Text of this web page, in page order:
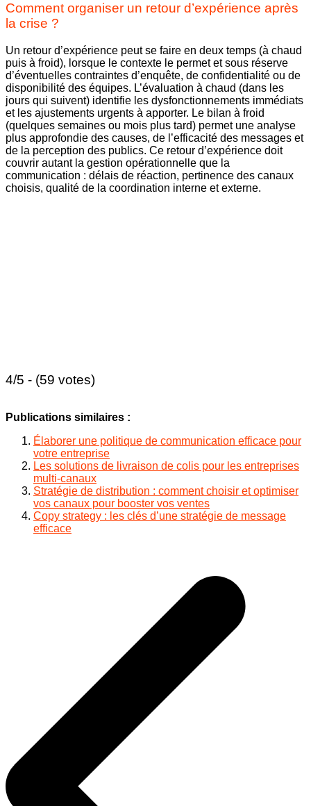
Comment organiser un retour d’expérience après
la crise ?
Un retour d’expérience peut se faire en deux temps (à chaud
puis à froid), lorsque le contexte le permet et sous réserve
d’éventuelles contraintes d’enquête, de confidentialité ou de
disponibilité des équipes. L’évaluation à chaud (dans les
jours qui suivent) identifie les dysfonctionnements immédiats
et les ajustements urgents à apporter. Le bilan à froid
(quelques semaines ou mois plus tard) permet une analyse
plus approfondie des causes, de l’efficacité des messages et
de la perception des publics. Ce retour d’expérience doit
couvrir autant la gestion opérationnelle que la
communication : délais de réaction, pertinence des canaux
choisis, qualité de la coordination interne et externe.
4/5 - (59 votes)
Publications similaires :
Élaborer une politique de communication efficace pour
votre entreprise
Les solutions de livraison de colis pour les entreprises
multi-canaux
Stratégie de distribution : comment choisir et optimiser
vos canaux pour booster vos ventes
Copy strategy : les clés d’une stratégie de message
efficace